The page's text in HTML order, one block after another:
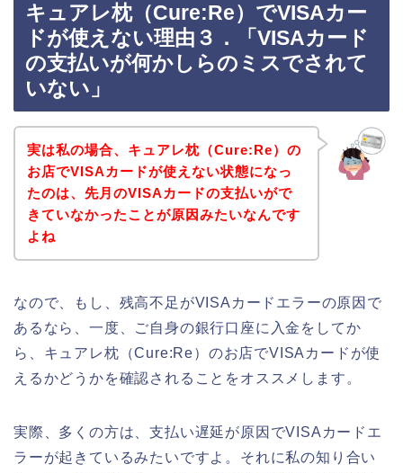
キュアレ枕（Cure:Re）でVISAカー
ドが使えない理由３．「VISAカード
の支払いが何かしらのミスでされて
いない」
実は私の場合、キュアレ枕（Cure:Re）の
お店でVISAカードが使えない状態になっ
たのは、先月のVISAカードの支払いがで
きていなかったことが原因みたいなんです
よね
なので、もし、残高不足がVISAカードエラーの原因で
あるなら、一度、ご自身の銀行口座に入金をしてか
ら、キュアレ枕（Cure:Re）のお店でVISAカードが使
えるかどうかを確認されることをオススメします。
実際、多くの方は、支払い遅延が原因でVISAカードエ
ラーが起きているみたいですよ。それに私の知り合い